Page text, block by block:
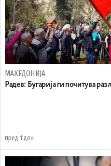
МАКЕДОНИЈА
Радев: Бугарија ги почитува
пред 1 ден